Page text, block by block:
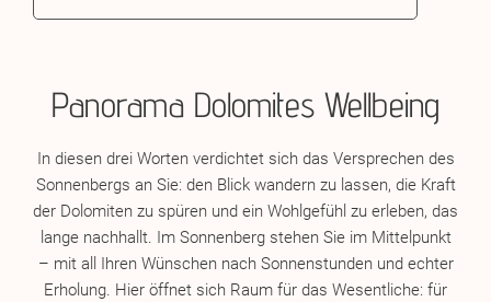
Panorama Dolomites Wellbeing
In diesen drei Worten verdichtet sich das Versprechen des
Sonnenbergs an Sie: den Blick wandern zu lassen, die Kraft
der Dolomiten zu spüren und ein Wohlgefühl zu erleben, das
lange nachhallt. Im Sonnenberg stehen Sie im Mittelpunkt
– mit all Ihren Wünschen nach Sonnenstunden und echter
Erholung. Hier öffnet sich Raum für das Wesentliche: für